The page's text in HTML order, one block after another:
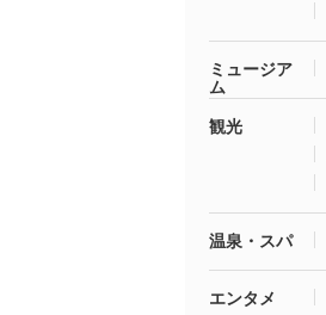
ミュージア
ム
観光
温泉・スパ
エンタメ